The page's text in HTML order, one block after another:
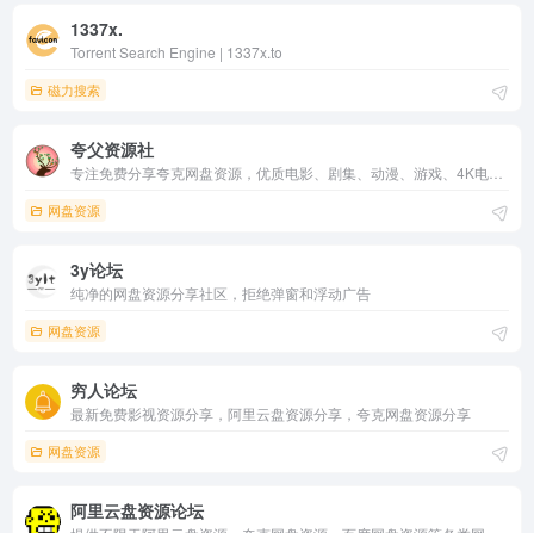
1337x.
Torrent Search Engine | 1337x.to
磁力搜索
夸父资源社
网盘资源
3y论坛
纯净的网盘资源分享社区，拒绝弹窗和浮动广告
网盘资源
穷人论坛
最新免费影视资源分享，阿里云盘资源分享，夸克网盘资源分享
网盘资源
阿里云盘资源论坛